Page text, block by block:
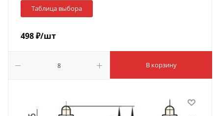
Таблица выбора
498₽/шт
В корзину